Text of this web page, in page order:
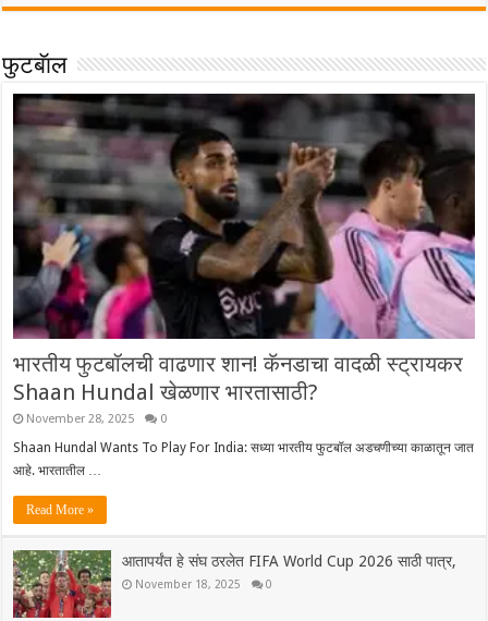
फुटबॅाल
भारतीय फुटबॉलची वाढणार शान! कॅनडाचा वादळी स्ट्रायकर
Shaan Hundal खेळणार भारतासाठी?
November 28, 2025 0
Shaan Hundal Wants To Play For India: सध्या भारतीय फुटबॉल अडचणीच्या काळातून जात
आहे. भारतातील …
Read More »
आतापर्यंत हे संघ ठरलेत FIFA World Cup 2026 साठी पात्र,
November 18, 2025 0